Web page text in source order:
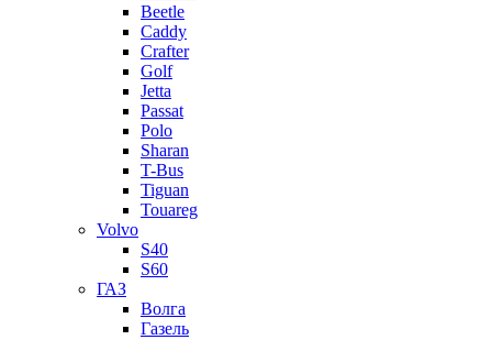
Beetle
Caddy
Crafter
Golf
Jetta
Passat
Polo
Sharan
T-Bus
Tiguan
Touareg
Volvo
S40
S60
ГАЗ
Волга
Газель